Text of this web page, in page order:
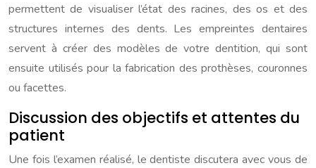
permettent de visualiser l’état des racines, des os et des
structures internes des dents. Les empreintes dentaires
servent à créer des modèles de votre dentition, qui sont
ensuite utilisés pour la fabrication des prothèses, couronnes
ou facettes.
Discussion des objectifs et attentes du
patient
Une fois l’examen réalisé, le dentiste discutera avec vous de